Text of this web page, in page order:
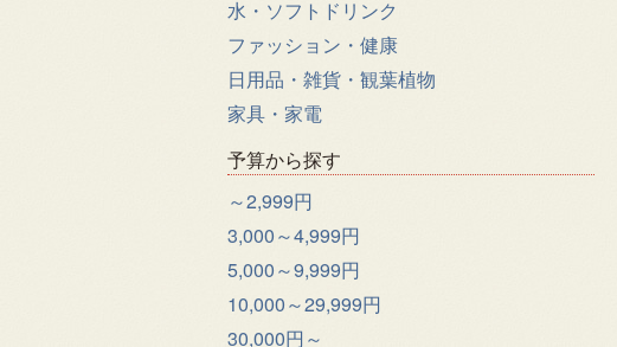
水・ソフトドリンク
ファッション・健康
日用品・雑貨・観葉植物
家具・家電
予算から探す
～2,999円
3,000～4,999円
5,000～9,999円
10,000～29,999円
30,000円～